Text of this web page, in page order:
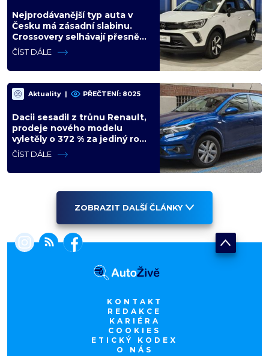
Nejprodávanější typ auta v
Česku má zásadní slabinu.
Crossovery selhávají přesně
tam, kde mají být nejsilnější
ČÍST DÁLE
Aktuality | PŘEČTENÍ: 8025
Dacii sesadil z trůnu Renault,
prodeje nového modelu
vyletěly o 372 % za jediný rok.
Češi ale jedou svojí pohádku
ČÍST DÁLE
ZOBRAZIT DALŠÍ ČLÁNKY
KONTAKT
REDAKCE
KARIÉRA
COOKIES
ETICKÝ KODEX
O NÁS